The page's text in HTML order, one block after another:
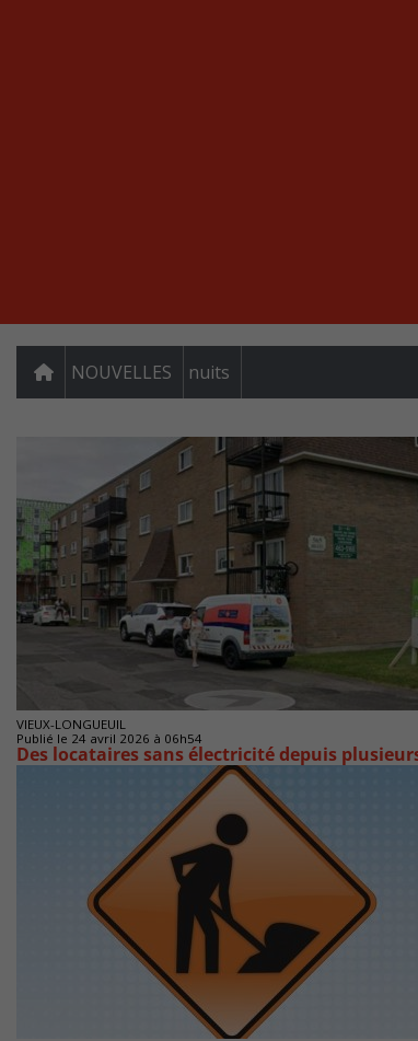
NOUVELLES nuits
VIEUX-LONGUEUIL
Publié le 24 avril 2026 à 06h54
Des locataires sans électricité depuis